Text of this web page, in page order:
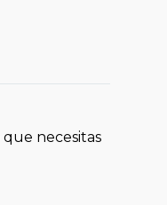
necesitas